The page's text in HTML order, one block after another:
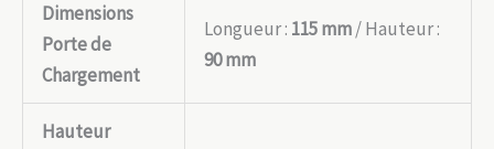
Dimensions
Porte de
Chargement
Longueur : 115 mm/ Hauteur :
90 mm
Hauteur